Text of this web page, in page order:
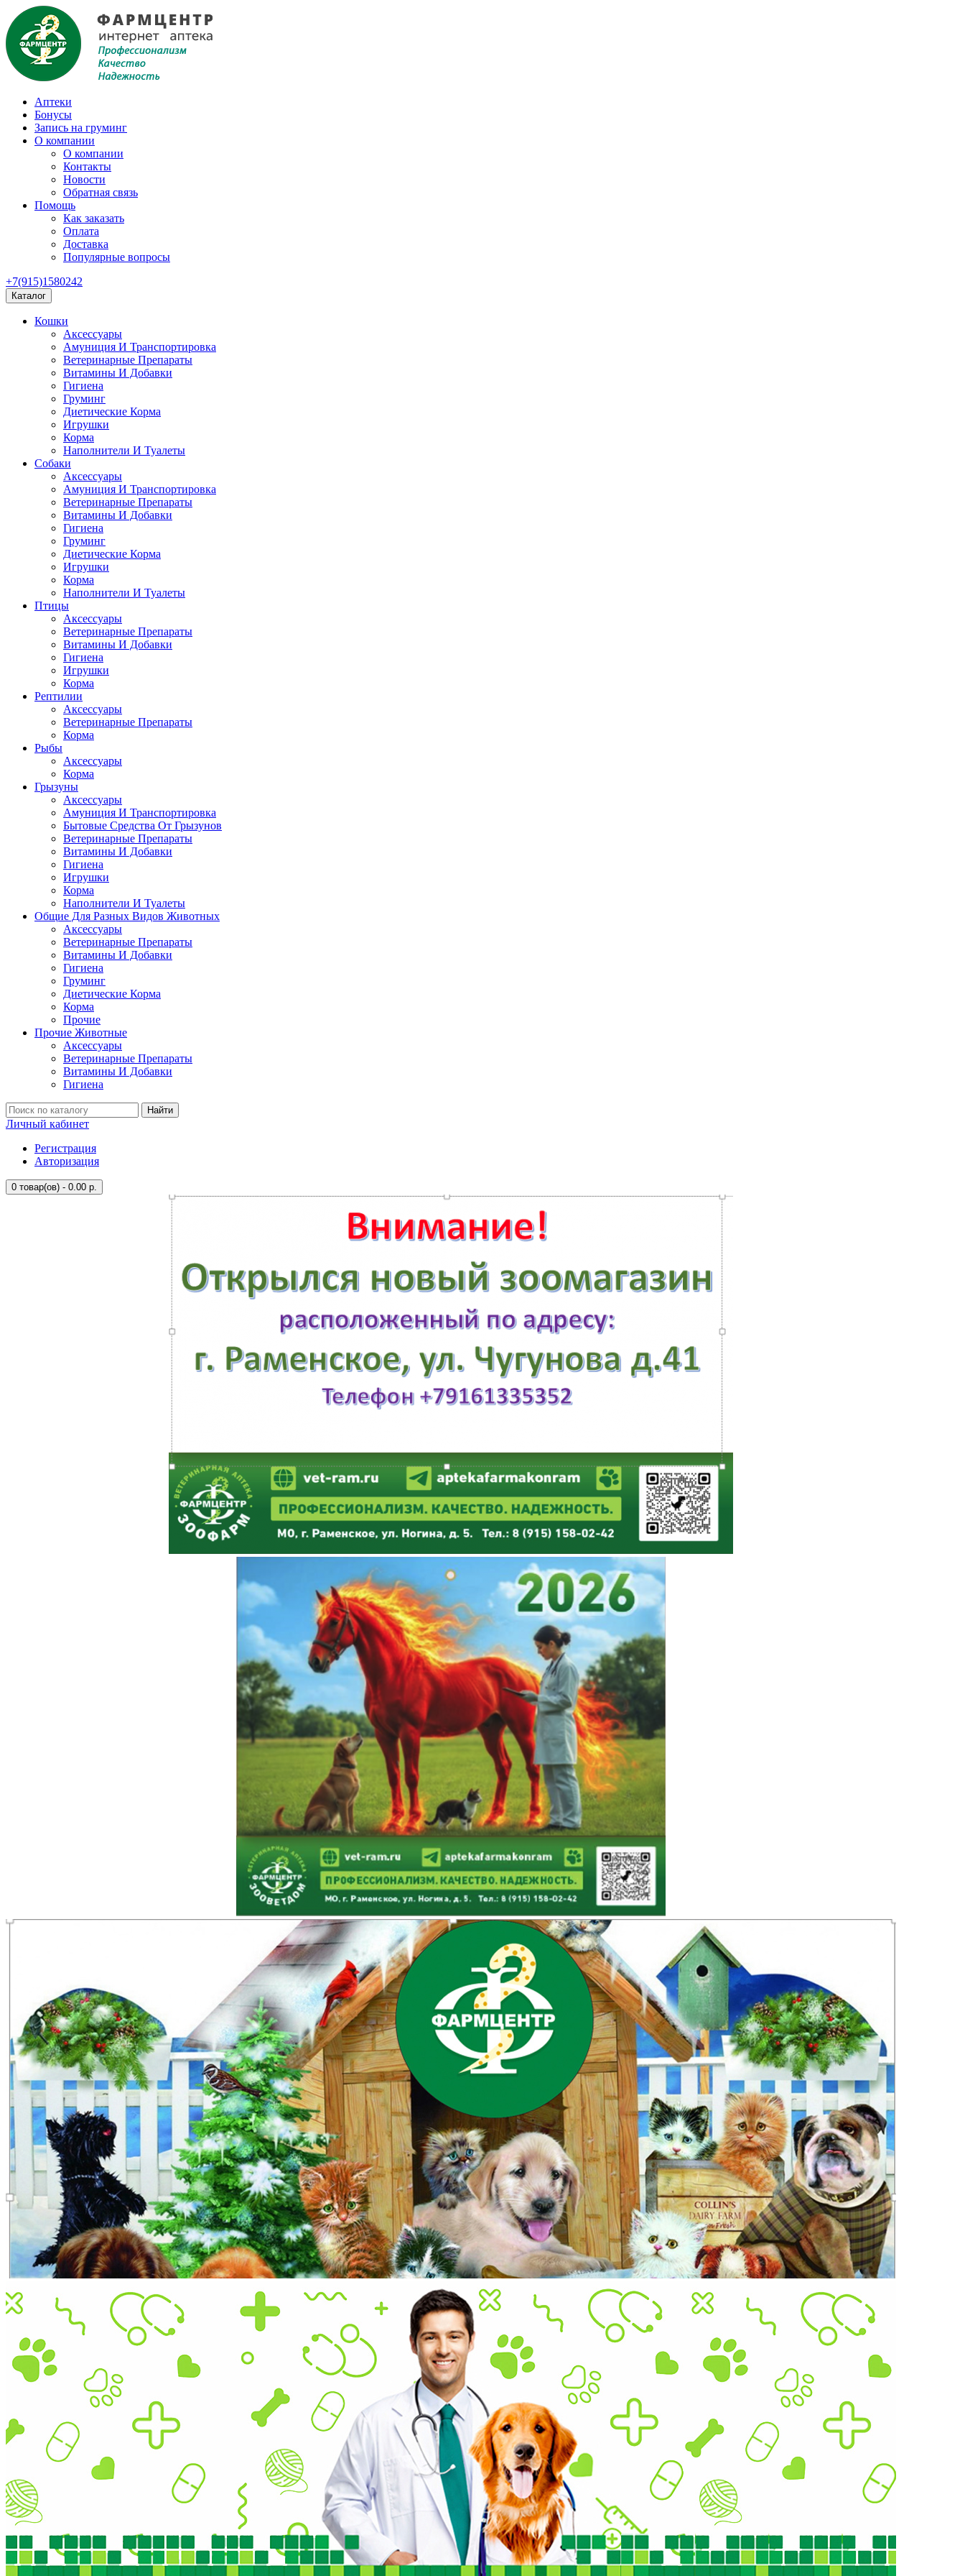
Аптеки
Бонусы
Запись на груминг
О компании
О компании
Контакты
Новости
Обратная связь
Помощь
Как заказать
Оплата
Доставка
Популярные вопросы
+7(915)1580242
Каталог
Кошки
Аксессуары
Амуниция И Транспортировка
Ветеринарные Препараты
Витамины И Добавки
Гигиена
Груминг
Диетические Корма
Игрушки
Корма
Наполнители И Туалеты
Собаки
Аксессуары
Амуниция И Транспортировка
Ветеринарные Препараты
Витамины И Добавки
Гигиена
Груминг
Диетические Корма
Игрушки
Корма
Наполнители И Туалеты
Птицы
Аксессуары
Ветеринарные Препараты
Витамины И Добавки
Гигиена
Игрушки
Корма
Рептилии
Аксессуары
Ветеринарные Препараты
Корма
Рыбы
Аксессуары
Корма
Грызуны
Аксессуары
Амуниция И Транспортировка
Бытовые Средства От Грызунов
Ветеринарные Препараты
Витамины И Добавки
Гигиена
Игрушки
Корма
Наполнители И Туалеты
Общие Для Разных Видов Животных
Аксессуары
Ветеринарные Препараты
Витамины И Добавки
Гигиена
Груминг
Диетические Корма
Корма
Прочие
Прочие Животные
Аксессуары
Ветеринарные Препараты
Витамины И Добавки
Гигиена
Найти
Личный кабинет
Регистрация
Авторизация
0 товар(ов) - 0.00 р.